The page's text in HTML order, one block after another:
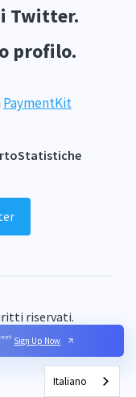
Sign Up Now
Twitter.
profilo.
PaymentKit
Statistiche
riservati.
Mappa del sito
Italiano